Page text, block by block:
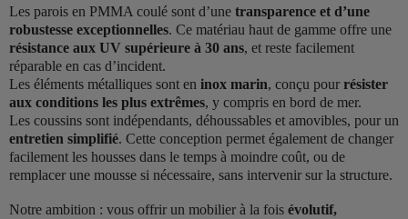
Les parois en PMMA coulé sont d’une transparence et d’une
robustesse exceptionnelles. Ce matériau haut de gamme offre une
résistance aux UV supérieure à 30 ans, et reste facilement
réparable en cas d’incident.
Les éléments métalliques sont en inox marin, conçu pour résister
aux conditions les plus extrêmes, y compris en bord de mer.
Les coussins sont indépendants, déhoussables et amovibles, pour un
entretien simplifié. Cette conception permet également de changer
facilement les housses dans le temps à moindre coût, ou de
remplacer une mousse si nécessaire, sans intervenir sur la structure.
Notre ambition : vous offrir un mobilier à la fois évolutif,